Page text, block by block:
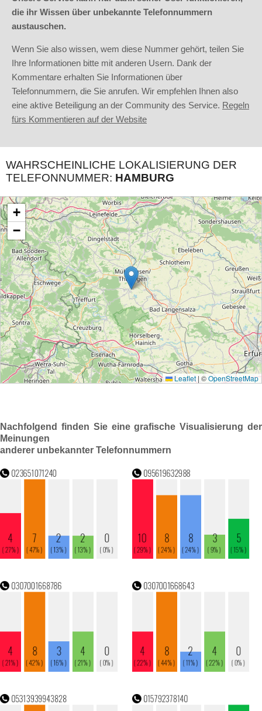
die ihr Wissen über unbekannte Telefonnummern
austauschen.
Wenn Sie also wissen, wem diese Nummer gehört, teilen Sie
Ihre Informationen bitte mit anderen Usern. Dank der
Kommentare erhalten Sie Informationen über
Telefonnummern, die Sie anrufen. Wir empfehlen Ihnen also
eine aktive Beteiligung an der Community des Service. Regeln
fürs Kommentieren auf der Website
WAHRSCHEINLICHE LOKALISIERUNG DER
TELEFONNUMMER: HAMBURG
Nachfolgend finden Sie eine grafische Visualisierung der
Meinungen
anderer unbekannter Telefonnummern